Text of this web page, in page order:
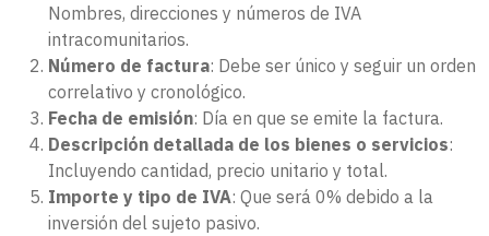
Nombres, direcciones y números de IVA
intracomunitarios.
Número de factura: Debe ser único y seguir un orden
correlativo y cronológico.
Fecha de emisión: Día en que se emite la factura.
Descripción detallada de los bienes o servicios:
Incluyendo cantidad, precio unitario y total.
Importe y tipo de IVA: Que será 0% debido a la
inversión del sujeto pasivo.